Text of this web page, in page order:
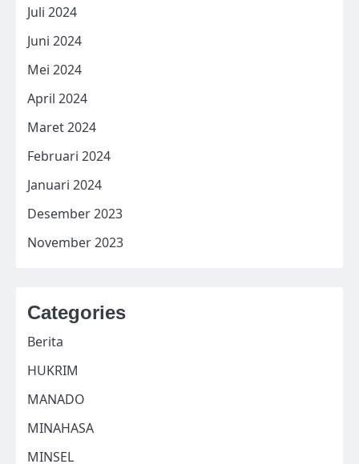
Juli 2024
Juni 2024
Mei 2024
April 2024
Maret 2024
Februari 2024
Januari 2024
Desember 2023
November 2023
Categories
Berita
HUKRIM
MANADO
MINAHASA
MINSEL